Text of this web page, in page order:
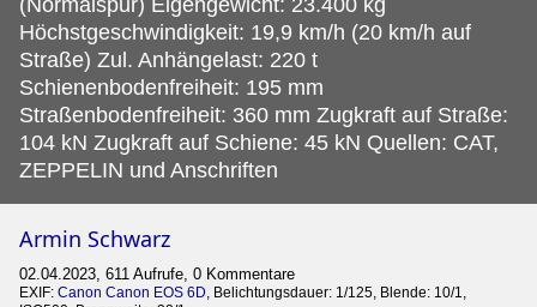
Höchstgeschwindigkeit: 19,9 km/h (20 km/h auf
Straße) Zul. Anhängelast: 220 t
Schienenbodenfreiheit: 195 mm
Straßenbodenfreiheit: 360 mm Zugkraft auf Straße:
104 kN Zugkraft auf Schiene: 45 kN Quellen: CAT,
ZEPPELIN und Anschriften
Armin Schwarz
02.04.2023, 611 Aufrufe, 0 Kommentare
EXIF: Canon Canon EOS 6D , Belichtungsdauer: 1/125, Blende: 10/1,